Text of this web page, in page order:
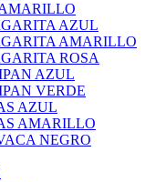
AZUL
AMARILLO
ROSA
AZUL
VERDE
AZUL
AMARILLO
NEGRO